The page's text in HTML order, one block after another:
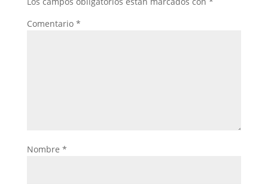
Comentario *
Nombre *